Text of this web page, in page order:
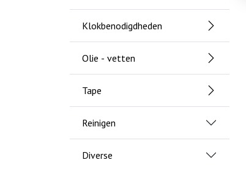
Klokbenodigdheden
Olie - vetten
Tape
Reinigen
Diverse